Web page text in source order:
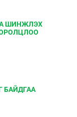
ШИНЖЛЭХ
БАЙДГАА